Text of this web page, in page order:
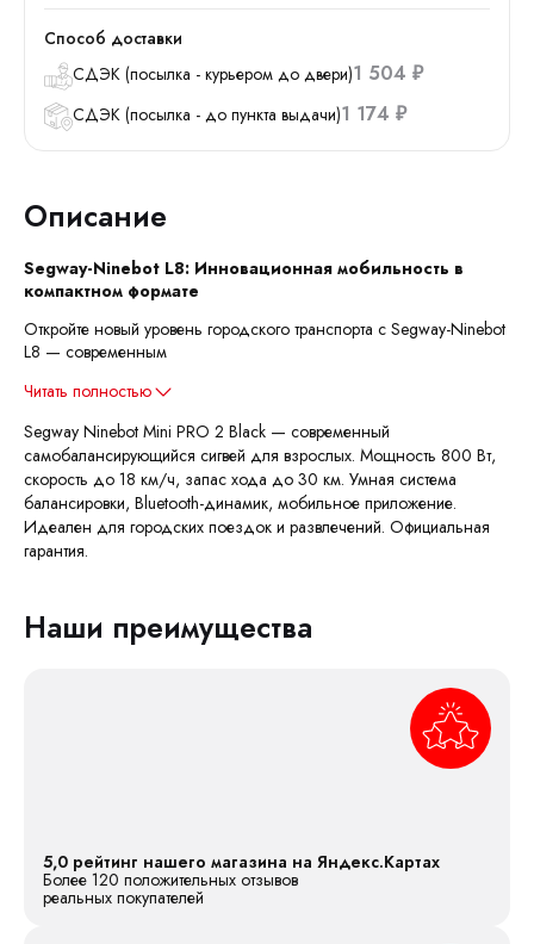
Способ доставки
СДЭК (посылка - курьером до двери)1 504 ₽
СДЭК (посылка - до пункта выдачи)1 174 ₽
Описание
Segway-Ninebot L8: Инновационная мобильность в
компактном формате
Откройте новый уровень городского транспорта с Segway-Ninebot
L8 — современным
Читать полностью
Segway Ninebot Mini PRO 2 Black — современный
самобалансирующийся сигвей для взрослых. Мощность 800 Вт,
скорость до 18 км/ч, запас хода до 30 км. Умная система
балансировки, Bluetooth-динамик, мобильное приложение.
Идеален для городских поездок и развлечений. Официальная
гарантия.
Наши преимущества
5,0 рейтинг нашего магазина на Яндекс.Картах
Более 120 положительных отзывов
реальных покупателей